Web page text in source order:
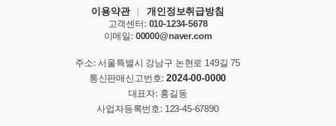
이용약관 |
개인정보취급방침
고객센터: 010-1234-5678
이메일: 00000@naver.com
주소: 서울특별시 강남구 논현로 149길 75
통신판매신고번호:2024-00-0000
대표자: 홍길동
사업자등록번호: 123-45-67890